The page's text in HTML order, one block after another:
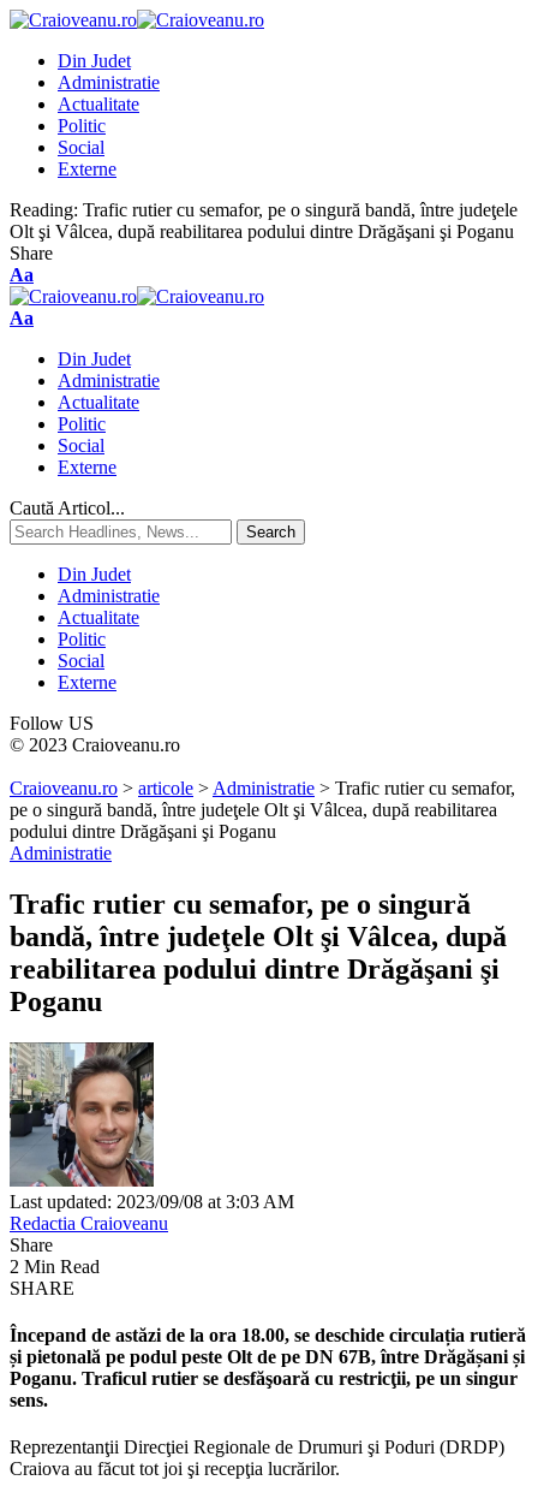
Din Judet
Administratie
Actualitate
Politic
Social
Externe
Reading: Trafic rutier cu semafor, pe o singură bandă, între judeţele
Olt şi Vâlcea, după reabilitarea podului dintre Drăgăşani şi Poganu
Share
Aa
Aa
Din Judet
Administratie
Actualitate
Politic
Social
Externe
Caută Articol...
Din Judet
Administratie
Actualitate
Politic
Social
Externe
Follow US
© 2023 Craioveanu.ro
Craioveanu.ro > articole > Administratie > Trafic rutier cu semafor,
pe o singură bandă, între judeţele Olt şi Vâlcea, după reabilitarea
podului dintre Drăgăşani şi Poganu
Administratie
Trafic rutier cu semafor, pe o singură
bandă, între judeţele Olt şi Vâlcea, după
reabilitarea podului dintre Drăgăşani şi
Poganu
Last updated: 2023/09/08 at 3:03 AM
Redactia Craioveanu
Share
2 Min Read
SHARE
Începand de astăzi de la ora 18.00, se deschide circulația rutieră
și pietonală pe podul peste Olt de pe DN 67B, între Drăgășani și
Poganu. Traficul rutier se desfăşoară cu restricţii, pe un singur
sens.
Reprezentanţii Direcţiei Regionale de Drumuri şi Poduri (DRDP)
Craiova au făcut tot joi şi recepţia lucrărilor.